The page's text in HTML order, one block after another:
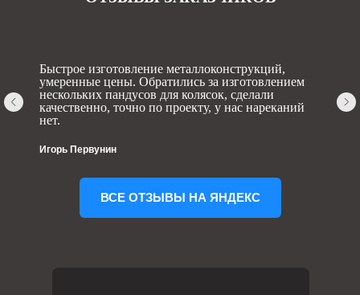
Быстрое изготовление металлоконструкций,
умеренные цены. Обратились за изготовлением
нескольких пандусов для колясок, сделали
качественно, точно по проекту, у нас нареканий
нет.
Игорь Первунин
ВСЕ ОТЗЫВЫ НА ЯНДЕКС